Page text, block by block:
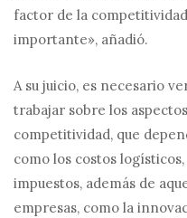
factor de la
importante», añadió.
A su juicio, es necesario
trabajar sobre los
competitividad, que
como los costos
impuestos, además de
empresas, como la